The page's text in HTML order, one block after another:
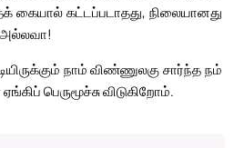
கையால் கட்டப்படாதது, நிலையானது
அல்லவா!
நாம் விண்ணுலகு சார்ந்த நம்
பெருமூச்சு விடுகிறோம்.